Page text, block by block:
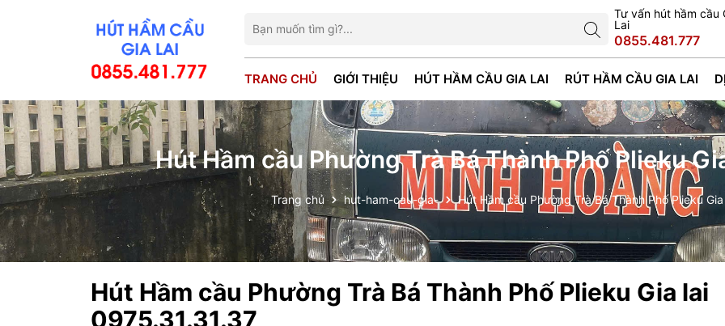
Tư vấn hút hầm cầu
Lai
0855.481.777
TRANG CHỦ GIỚI THIỆU HÚT HẦM CẦU GIA LAI RÚT HẦM CẦU GIA LAI
Hút Hầm cầu Phường Trà Bá Thành Phố Plieku
Trang chủ hut-ham-cau-gia- Hút Hầm cầu Phường Trà Bá Thành Phố Plieku
Hút Hầm cầu Phường Trà Bá Thành Phố Plieku Gia lai
0975.31.31.37